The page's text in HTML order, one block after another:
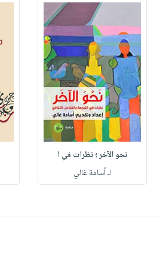
نحو الآخر ؛ نظرات في ا
لـ أسامة غالي